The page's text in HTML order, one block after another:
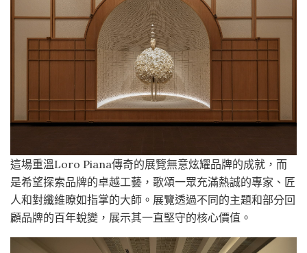
這場重溫Loro Piana傳奇的展覽無意炫耀品牌的成就，而
是希望探索品牌的卓越工藝，歌頌一眾充滿熱誠的專家、匠
人和對纖維瞭如指掌的大師。展覽透過不同的主題和部分回
顧品牌的百年蛻變，展示其一直堅守的核心價值。